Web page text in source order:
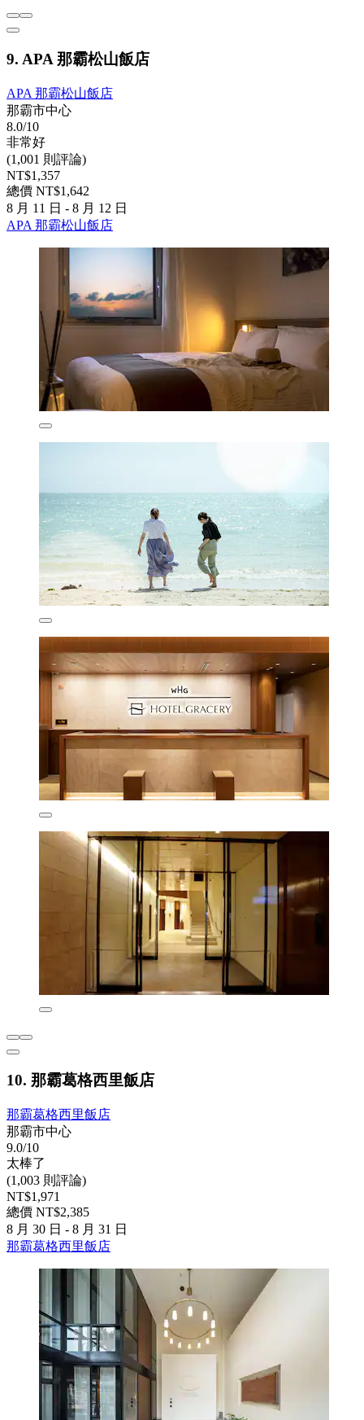
9. APA 那霸松山飯店
APA 那霸松山飯店
那霸市中心
8.0/10
非常好
(1,001 則評論)
NT$1,357
總價 NT$1,642
8 月 11 日 - 8 月 12 日
APA 那霸松山飯店
10. 那霸葛格西里飯店
那霸葛格西里飯店
那霸市中心
9.0/10
太棒了
(1,003 則評論)
NT$1,971
總價 NT$2,385
8 月 30 日 - 8 月 31 日
那霸葛格西里飯店